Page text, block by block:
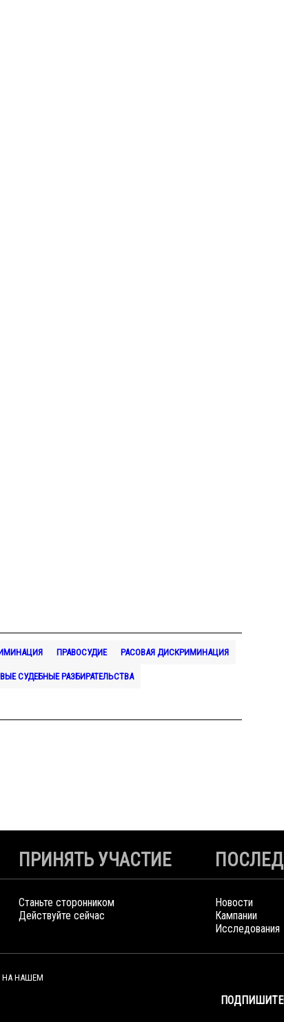
ПРАВОСУДИЕ РАСОВАЯ ДИСКРИМИНАЦИЯ
СУДЕБНЫЕ РАЗБИРАТЕЛЬСТВА
ПРИНЯТЬ УЧАСТИЕ
Станьте сторонником
Действуйте сейчас
Новости
Кампании
Исследования
НА НАШЕМ